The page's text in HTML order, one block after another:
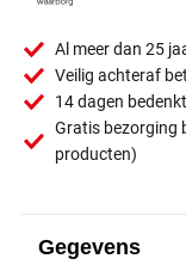
Al meer dan 25
Veilig achteraf
14 dagen
Gratis bezorging
producten)
Gegevens